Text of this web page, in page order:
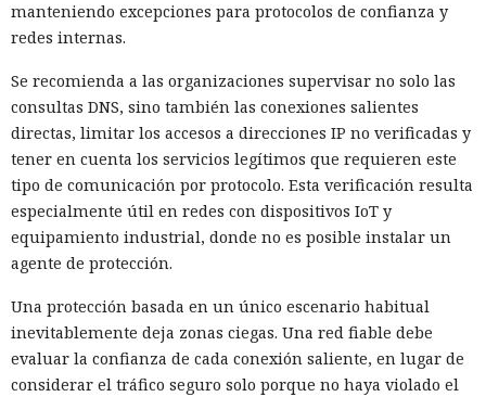
manteniendo excepciones para protocolos de confianza y
redes internas.
Se recomienda a las organizaciones supervisar no solo las
consultas DNS, sino también las conexiones salientes
directas, limitar los accesos a direcciones IP no verificadas y
tener en cuenta los servicios legítimos que requieren este
tipo de comunicación por protocolo. Esta verificación resulta
especialmente útil en redes con dispositivos IoT y
equipamiento industrial, donde no es posible instalar un
agente de protección.
Una protección basada en un único escenario habitual
inevitablemente deja zonas ciegas. Una red fiable debe
evaluar la confianza de cada conexión saliente, en lugar de
considerar el tráfico seguro solo porque no haya violado el